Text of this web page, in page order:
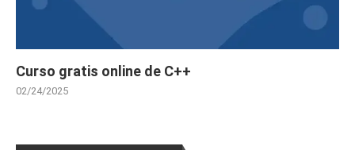
Curso gratis online de C++
02/24/2025